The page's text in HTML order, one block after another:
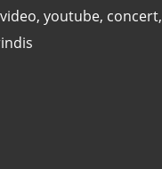
video, youtube, concert,